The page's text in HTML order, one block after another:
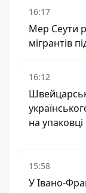
16:17
Мер Сеути
мігрантів
16:12
на
15:58
У Івано-